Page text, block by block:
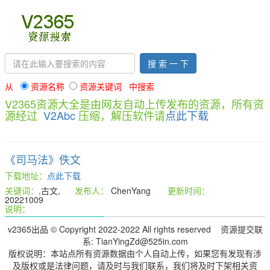
搜 索 一 下
从
资源名称 资源关键词 中搜索
V2365资源大全是由网友自动上传发布的资源，所有资
源经过 V2Abc压缩，解压软件请点此下载
《司马法》佚文
下载地址： 点此下载
关键词： ,古文, 发布人： ChenYang 更新时间：
20221009
说明：
v2365出品 © Copyright 2022-2022 All rights reserved 资源提交联
系: TianYingZd@525in.com
版权说明：本站点所有资源数据由个人自动上传，如果您有发现有涉
及版权或是法律问题，请及时与我们联系，我们将及时下架相关资